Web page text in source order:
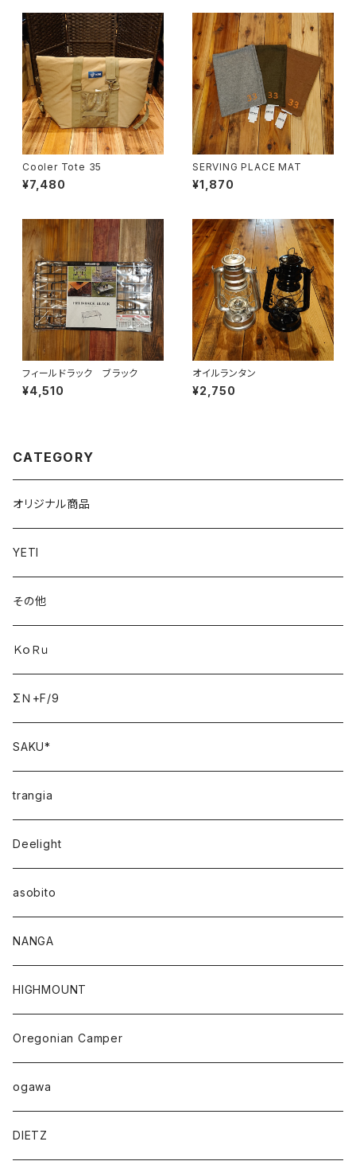
Cooler Tote 35
¥7,480
SERVING PLACE MAT
¥1,870
フィールドラック ブラック
¥4,510
オイルランタン
¥2,750
CATEGORY
オリジナル商品
YETI
その他
ＫｏＲｕ
ΣＮ+F/9
SAKU*
trangia
Deelight
asobito
NANGA
HIGHMOUNT
Oregonian Camper
ogawa
DIETZ